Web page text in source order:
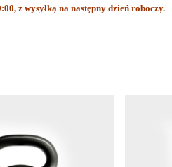
z wysyłką na następny dzień roboczy.
rabat od 8 do 20%.